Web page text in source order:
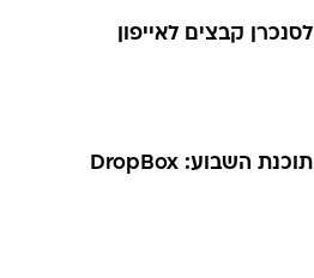
לסנכרן קבצים לאייפון
תוכנת השבוע: DropBox